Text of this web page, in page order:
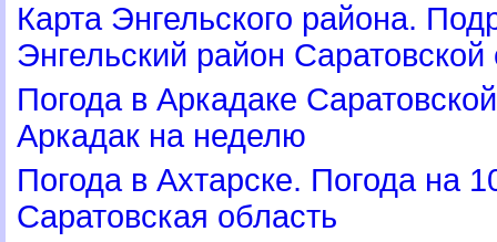
Карта Энгельского района.
Энгельский район Саратовской
Погода в Аркадаке
Аркадак на неделю
Погода в Ахтарске. Погода на
Саратовская область